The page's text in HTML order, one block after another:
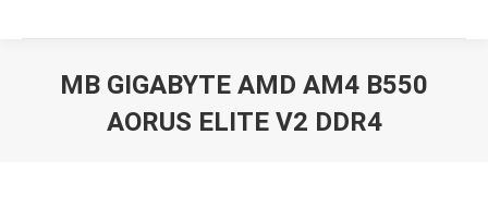
MB GIGABYTE AMD AM4 B550
AORUS ELITE V2 DDR4